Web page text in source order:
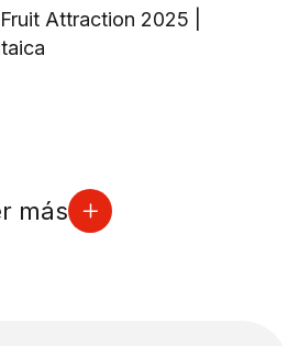
Attraction 2025 |
más